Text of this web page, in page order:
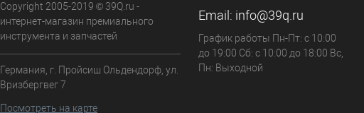
Copyright 2005-2019 © 39Q.ru -
интернет-магазин премиального
инструмента и запчастей
Германия, г. Пройсиш Ольдендорф, ул.
Вризбергвег 7
Посмотреть на карте
Email: info@39q.ru
График работы Пн-Пт: с 10:00
до 19:00 Сб: с 10:00 до 18:00 Вс,
Пн: Выходной